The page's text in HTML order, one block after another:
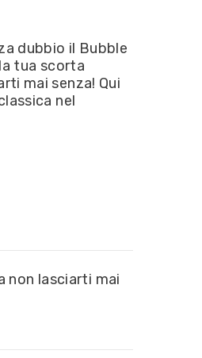
dubbio il Bubble
tua scorta
mai senza! Qui
nel
non lasciarti mai